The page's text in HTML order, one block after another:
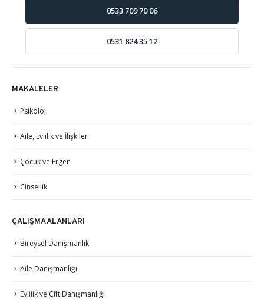
0533 709 70 06
0531 824 35 12
MAKALELER
Psikoloji
Aile, Evlilik ve İlişkiler
Çocuk ve Ergen
Cinsellik
ÇALIŞMA ALANLARI
Bireysel Danışmanlık
Aile Danışmanlığı
Evlilik ve Çift Danışmanlığı